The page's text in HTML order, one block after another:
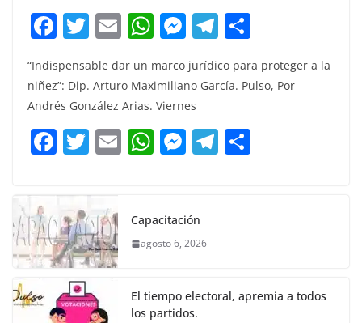
F
c
e
b
o
k
T
w
itt
er
E
ai
l
W
at
s
A
p
M
e
ss
e
n
g
T
e
a
m
m
“Indispensable dar un marco jurídico para proteger a la
niñez”: Dip. Arturo Maximiliano García. Pulso, Por
Andrés González Arias. Viernes
F
c
e
b
o
o
T
itt
er
E W
s
A
p
M
e
n
er
T
Capacitación
agosto 6, 2026
El tiempo electoral, apremia a todos
los partidos.